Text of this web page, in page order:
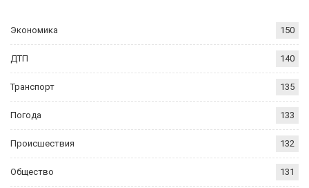
Экономика 150
ДТП 140
Транспорт 135
Погода 133
Происшествия 132
Общество 131